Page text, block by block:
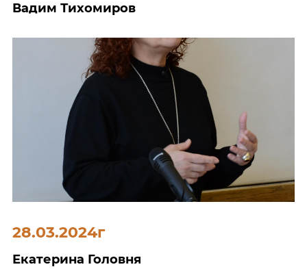
Вадим Тихомиров
28.03.2024г
Екатерина Головня